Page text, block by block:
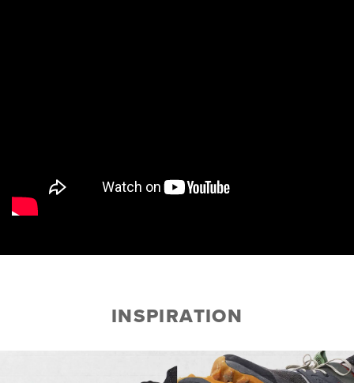
INSPIRATION